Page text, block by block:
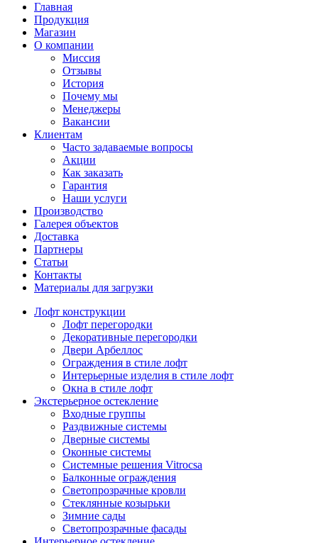
Главная
Продукция
Магазин
О компании
Миссия
Отзывы
История
Почему мы
Менеджеры
Вакансии
Клиентам
Часто задаваемые вопросы
Акции
Как заказать
Гарантия
Наши услуги
Производство
Галерея объектов
Доставка
Партнеры
Статьи
Контакты
Материалы для загрузки
Лофт конструкции
Лофт перегородки
Декоративные перегородки
Двери Арбеллос
Ограждения в стиле лофт
Интерьерные изделия в стиле лофт
Окна в стиле лофт
Экстерьерное остекление
Входные группы
Раздвижные системы
Дверные системы
Оконные системы
Системные решения Vitrocsa
Балконные ограждения
Светопрозрачные кровли
Стеклянные козырьки
Зимние сады
Светопрозрачные фасады